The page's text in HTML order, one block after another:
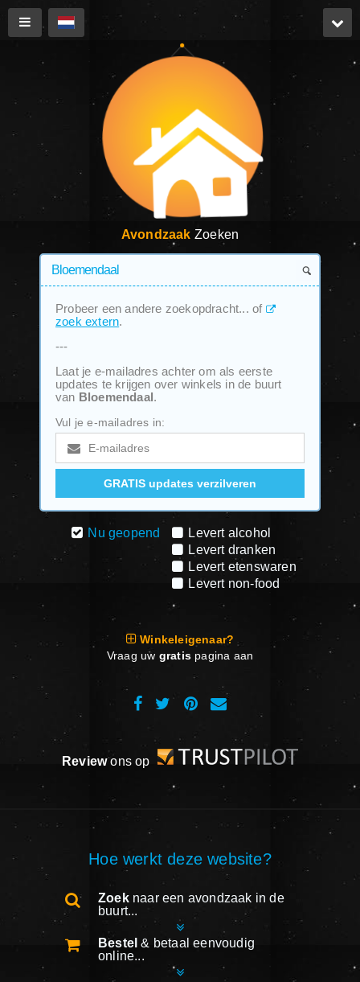
Avondzaak Zoeken
Probeer een andere zoekopdracht... of
zoek extern.
---
Laat je e-mailadres achter om als eerste
updates te krijgen over winkels in de buurt
van Bloemendaal .
Vul je e-mailadres in:
Nu geopend
Levert alcohol
Levert dranken
Levert etenswaren
Levert non-food
Winkeleigenaar?
Vraag uw gratispagina aan
Reviewons op
Hoe werkt deze website?
Zoeknaar een avondzaak in de
buurt...
Bestel & betaal eenvoudig
online...